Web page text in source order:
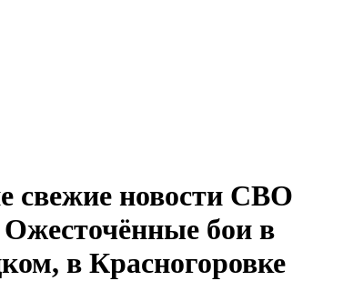
свежие новости СВО
бои в
в Красногоровке